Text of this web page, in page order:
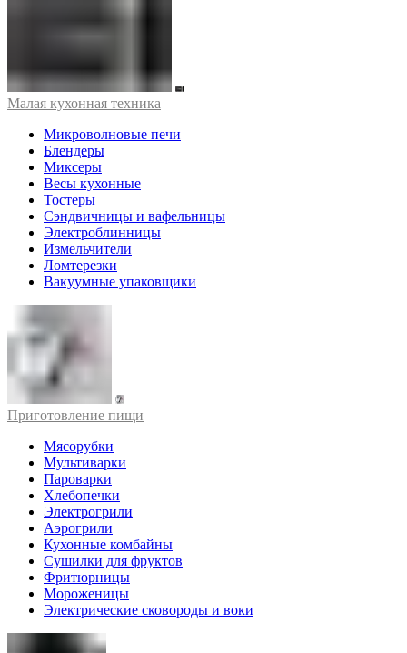
Малая кухонная техника
Микроволновые печи
Блендеры
Миксеры
Весы кухонные
Тостеры
Сэндвичницы и вафельницы
Электроблинницы
Измельчители
Ломтерезки
Вакуумные упаковщики
Приготовление пищи
Мясорубки
Мультиварки
Пароварки
Хлебопечки
Электрогрили
Аэрогрили
Кухонные комбайны
Сушилки для фруктов
Фритюрницы
Мороженицы
Электрические сковороды и воки